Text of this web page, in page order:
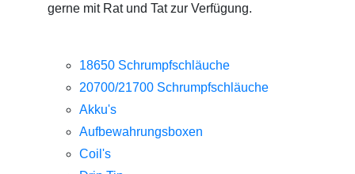
gerne mit Rat und Tat zur Verfügung.
18650 Schrumpfschläuche
20700/21700 Schrumpfschläuche
Akku's
Aufbewahrungsboxen
Coil's